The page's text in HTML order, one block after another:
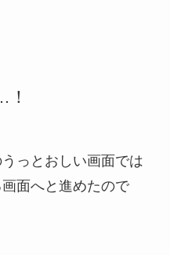
っとおしい画面では
面へと進めたので